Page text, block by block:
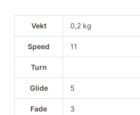
Vekt 0,2 kg
Speed 11
Turn
Glide 5
Fade 3